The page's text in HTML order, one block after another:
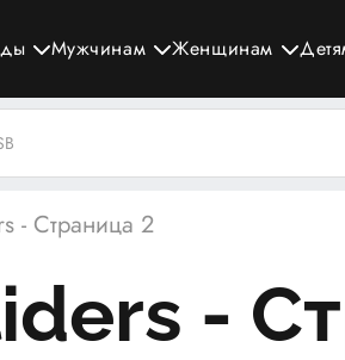
Мужчинам Женщинам
- Страница 2
-